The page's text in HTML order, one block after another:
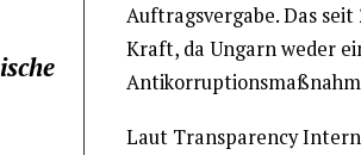
Auftragsvergabe. Das
Kraft, da Ungarn weder
Laut Transparency